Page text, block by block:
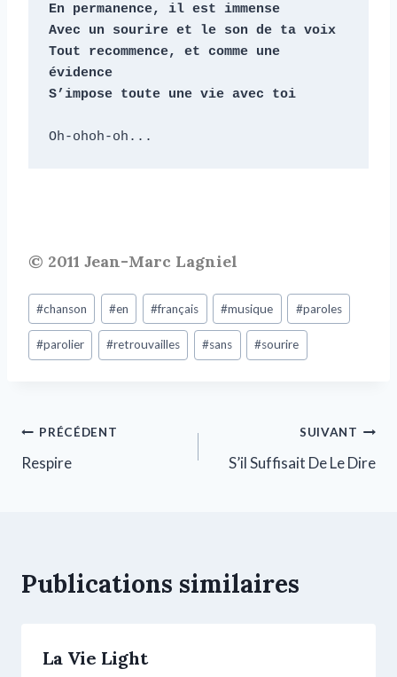
En permanence, il est immense
Avec un sourire et le son de ta voix
Tout recommence, et comme une
évidence
S’impose toute une vie avec toi
Oh-ohoh-oh...
© 2011 Jean-Marc Lagniel
#chanson #en #français #musique #paroles
#parolier #retrouvailles #sans #sourire
PRÉCÉDENT
Respire
SUIVANT
S’il Suffisait De Le Dire
Publications similaires
La Vie Light